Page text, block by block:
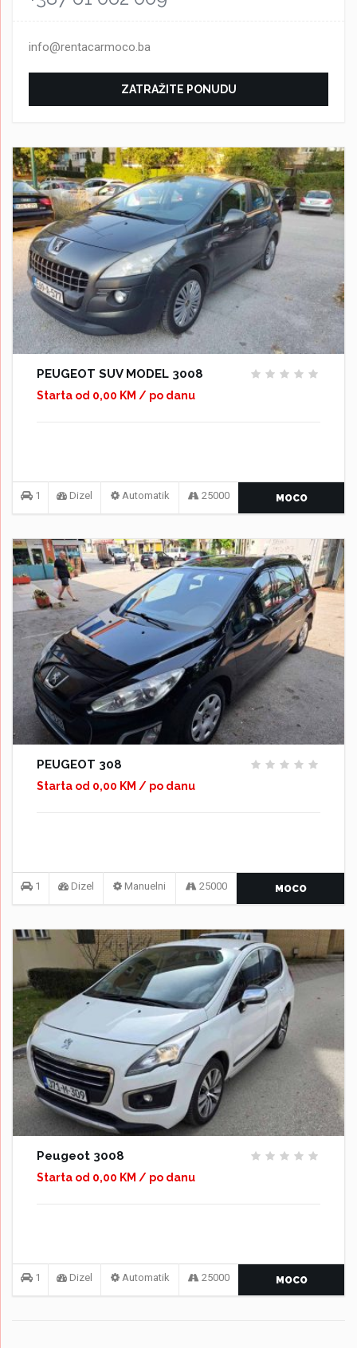
info@rentacarmoco.ba
ZATRAŽITE PONUDU
PEUGEOT SUV MODEL 3008
Starta od 0,00 KM / po danu
1 Dizel Automatik 25000 MOCO
PEUGEOT 308
Starta od 0,00 KM / po danu
1 Dizel Manuelni 25000 MOCO
Peugeot 3008
Starta od 0,00 KM / po danu
1 Dizel Automatik 25000 MOCO